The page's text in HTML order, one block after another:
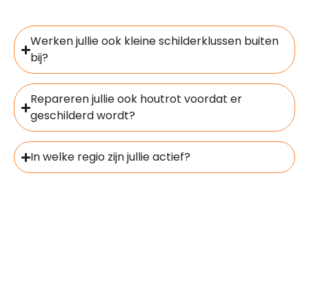
Werken jullie ook kleine schilderklussen buiten
bij?
Repareren jullie ook houtrot voordat er
geschilderd wordt?
In welke regio zijn jullie actief?